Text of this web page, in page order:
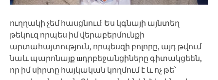
ուղղակի չեմ հասցնում: Ես կգնայի այնտեղ
թեկուզ որպես իմ վերաբերմունքի
արտահայտություն, որպեսզի բոլորը, այդ թվում
նաև պարոնայք шդրբեջանցիները գիտակցեեն,
որ իմ սիրտը հայկական կողմում է և ոչ թե՝